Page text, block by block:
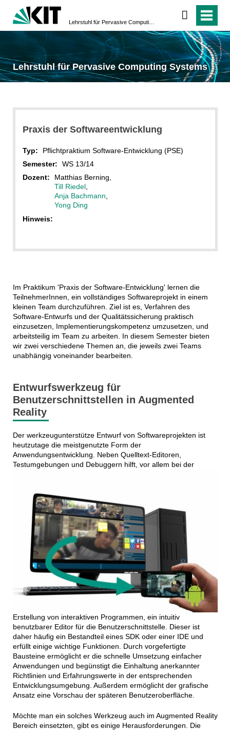
Lehrstuhl für Pervasive Computing Systems
Praxis der Softwareentwicklung
Typ:
Pflichtpraktium Software-Entwicklung (PSE)
Semester:
WS 13/14
Dozent:
Matthias Berning,
Till Riedel,
Anja Bachmann,
Yong Ding
Hinweis:
Im Praktikum 'Praxis der Software-Entwicklung' lernen die
TeilnehmerInnen, ein vollständiges Softwareprojekt in einem
kleinen Team durchzuführen. Ziel ist es, Verfahren des
Software-Entwurfs und der Qualitätssicherung praktisch
einzusetzen, Implementierungskompetenz umzusetzen, und
arbeitsteilig im Team zu arbeiten. In diesem Semester bieten
wir zwei verschiedene Themen an, die jeweils zwei Teams
unabhängig voneinander bearbeiten.
Entwurfswerkzeug für
Benutzerschnittstellen in Augmented
Reality
Der werkzeugunterstütze Entwurf von Softwareprojekten ist
heutzutage die meistgenutzte Form der
Anwendungsentwicklung. Neben Quelltext-Editoren,
Testumgebungen und Debuggern hilft, vor allem bei der
Erstellung von interaktiven Programmen, ein intuitiv
benutzbarer Editor für die Benutzerschnittstelle. Dieser ist
daher häufig ein Bestandteil eines SDK oder einer IDE und
erfüllt einige wichtige Funktionen. Durch vorgefertigte
Bausteine ermöglicht er die schnelle Umsetzung einfacher
Anwendungen und begünstigt die Einhaltung anerkannter
Richtlinien und Erfahrungswerte in der entsprechenden
Entwicklungsumgebung. Außerdem ermöglicht der grafische
Ansatz eine Vorschau der späteren Benutzeroberfläche.
Möchte man ein solches Werkzeug auch im Augmented Reality
Bereich einsetzten, gibt es einige Herausforderungen. Die